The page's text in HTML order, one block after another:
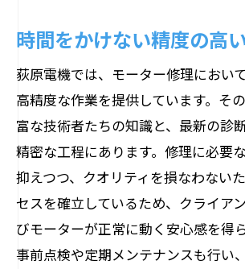
時間をかけない精度の高
荻原電機では、モーター修理におい
高精度な作業を提供しています。そ
富な技術者たちの知識と、最新の診
精密な工程にあります。修理に必要
抑えつつ、クオリティを損なわない
セスを確立しているため、クライア
びモーターが正常に動く安心感を得
事前点検や定期メンテナンスも行い